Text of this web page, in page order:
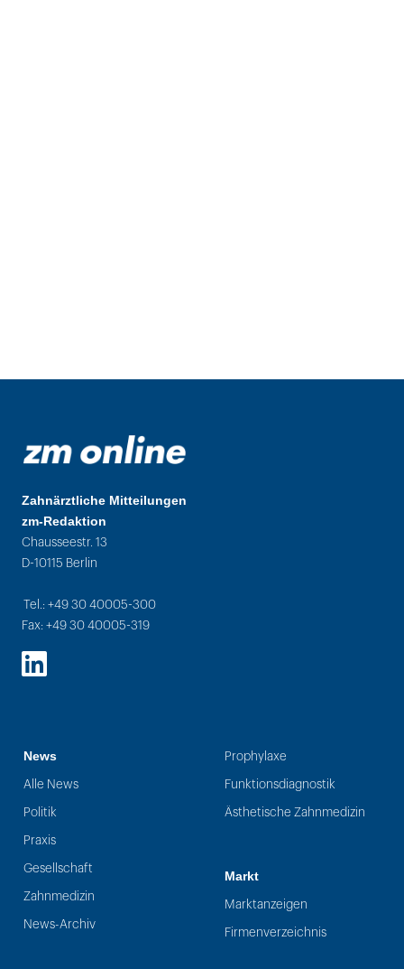
Zahnärztliche Mitteilungen
zm-Redaktion
Chausseestr. 13
D-10115 Berlin
Tel.: +49 30 40005-300
Fax: +49 30 40005-319
LinkedIn
News
Alle News
Politik
Praxis
Gesellschaft
Zahnmedizin
News-Archiv
Prophylaxe
Funktionsdiagnostik
Ästhetische Zahnmedizin
Markt
Marktanzeigen
Firmenverzeichnis